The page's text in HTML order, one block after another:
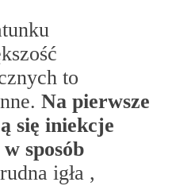
to
Na pierwsze
się iniekcje
sposób
igła ,